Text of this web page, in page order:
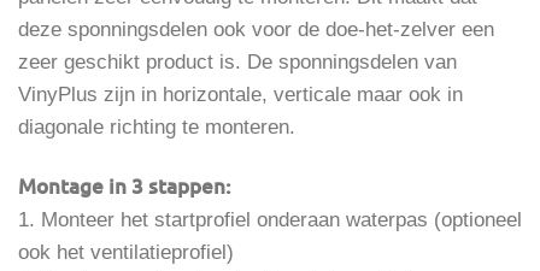
deze sponningsdelen ook voor de doe-het-zelver een
zeer geschikt product is. De sponningsdelen van
VinyPlus zijn in horizontale, verticale maar ook in
diagonale richting te monteren.
Montage in 3 stappen:
1. Monteer het startprofiel onderaan waterpas (optioneel
ook het ventilatieprofiel)